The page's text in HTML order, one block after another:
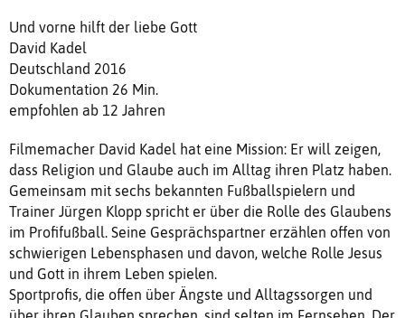
Und vorne hilft der liebe Gott
David Kadel
Deutschland 2016
Dokumentation 26 Min.
empfohlen ab 12 Jahren
Filmemacher David Kadel hat eine Mission: Er will zeigen,
dass Religion und Glaube auch im Alltag ihren Platz haben.
Gemeinsam mit sechs bekannten Fußballspielern und
Trainer Jürgen Klopp spricht er über die Rolle des Glaubens
im Profifußball. Seine Gesprächspartner erzählen offen von
schwierigen Lebensphasen und davon, welche Rolle Jesus
und Gott in ihrem Leben spielen.
Sportprofis, die offen über Ängste und Alltagssorgen und